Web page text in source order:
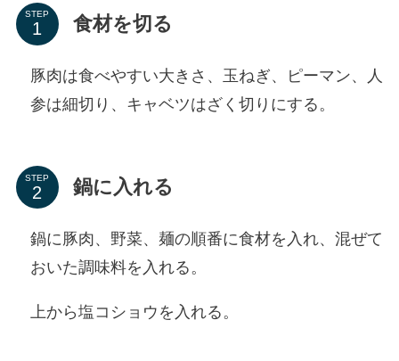
STEP 食材を切る
豚肉は食べやすい大きさ、玉ねぎ、ピーマン、人
参は細切り、キャベツはざく切りにする。
STEP 鍋に入れる
鍋に豚肉、野菜、麺の順番に食材を入れ、混ぜて
おいた調味料を入れる。
上から塩コショウを入れる。